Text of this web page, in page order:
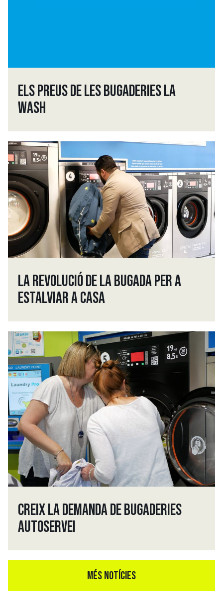
ELS PREUS DE LES BUGADERIES LA
WASH
LA REVOLUCIÓ DE LA BUGADA PER A
ESTALVIAR A CASA
CREIX LA DEMANDA DE BUGADERIES
AUTOSERVEI
MÉS NOTÍCIES